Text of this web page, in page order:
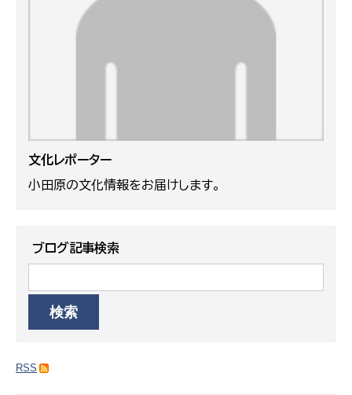
文化レポーター
小田原の文化情報をお届けします。
ブログ記事検索
RSS